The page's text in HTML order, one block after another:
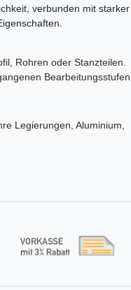
verbunden mit starker
Rohren oder Stanzteilen.
Bearbeitungsstufen.
Legierungen, Aluminium,